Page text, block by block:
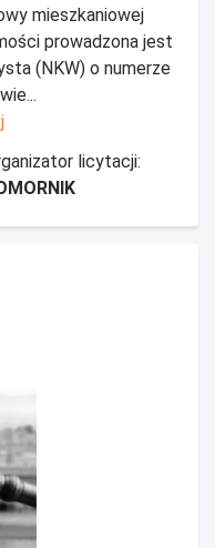
mieszkaniowej
prowadzona jest
(NKW) o numerze
licytacji: